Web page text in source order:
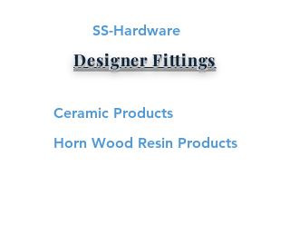
SS-Hardware
Designer Fittings
Ceramic Products
Horn Wood Resin Products